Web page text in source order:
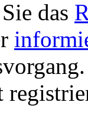
das